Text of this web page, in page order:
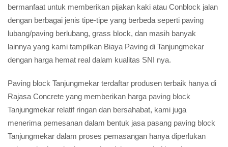
bermanfaat untuk memberikan pijakan kaki atau Conblock jalan
dengan berbagai jenis tipe-tipe yang berbeda seperti paving
lubang/paving berlubang, grass block, dan masih banyak
lainnya yang kami tampilkan Biaya Paving di Tanjungmekar
dengan harga hemat real dalam kualitas SNI nya.
Paving block Tanjungmekar terdaftar produsen terbaik hanya di
Rajasa Concrete yang memberikan harga paving block
Tanjungmekar relatif ringan dan bersahabat, kami juga
menerima pemesanan dalam bentuk jasa pasang paving block
Tanjungmekar dalam proses pemasangan hanya diperlukan